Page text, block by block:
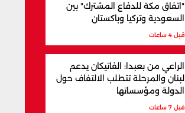
"اتفاق مكة للدفاع المشترك" بين
السعودية وتركيا وباكستان
قبل 4 ساعات
الراعي من بعبدا: الفاتيكان يدعم
لبنان والمرحلة تتطلب الالتفاف حول
الدولة ومؤسساتها
قبل 7 ساعات